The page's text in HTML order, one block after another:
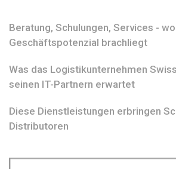
Beratung, Schulungen, Services -
Geschäftspotenzial brachliegt
Was das Logistikunternehmen
seinen IT-Partnern erwartet
Diese Dienstleistungen erbringen
Distributoren